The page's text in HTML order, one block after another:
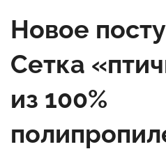
Новое
Сетка
из 100%